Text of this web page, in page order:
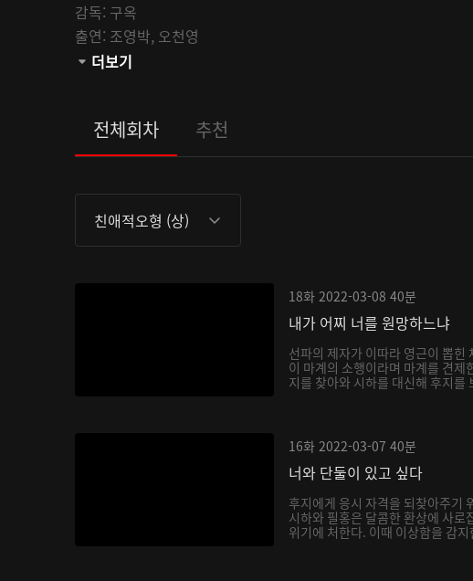
감독: 구옥
출연: 조영박, 오천영
관람등급:
더보기
전체회차 추천
친애적오형 (상)
18화 2022-03-08 40분
내가 어찌 너를 원망하느냐
선파의 제자가 이따라 영근이 뽑힌
이 마계의 소행이라며 마계를 견제
지를 찾아와 시하를 대신해 후지를
16화 2022-03-07 40분
너와 단둘이 있고 싶다
후지에게 응시 자격을 되찾아주기
시하와 필홍은 달콤한 환상에 사로
위기에 처한다. 이때 이상함을 감